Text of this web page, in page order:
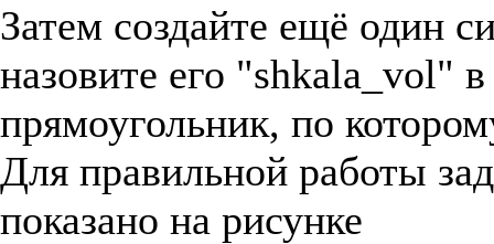
Затем создайте ещё один
назовите его "shkala_vol"
прямоугольник, по
Для правильной работы
показано на рисунке